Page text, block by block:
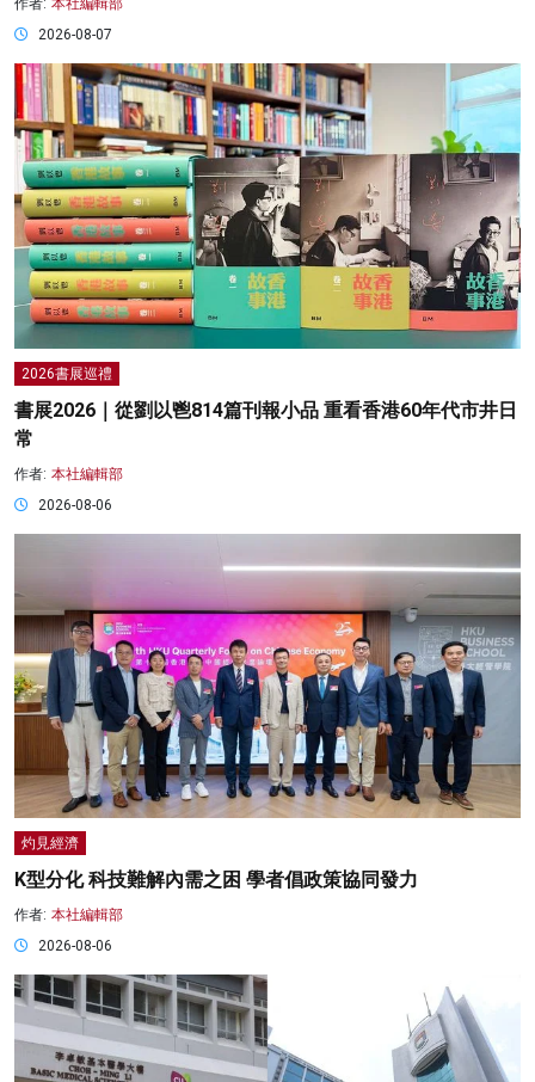
作者: 本社編輯部
2026-08-07
2026書展巡禮
書展2026｜從劉以鬯814篇刊報小品 重看香港60年代市井日
常
作者: 本社編輯部
2026-08-06
灼見經濟
K型分化 科技難解內需之困 學者倡政策協同發力
作者: 本社編輯部
2026-08-06